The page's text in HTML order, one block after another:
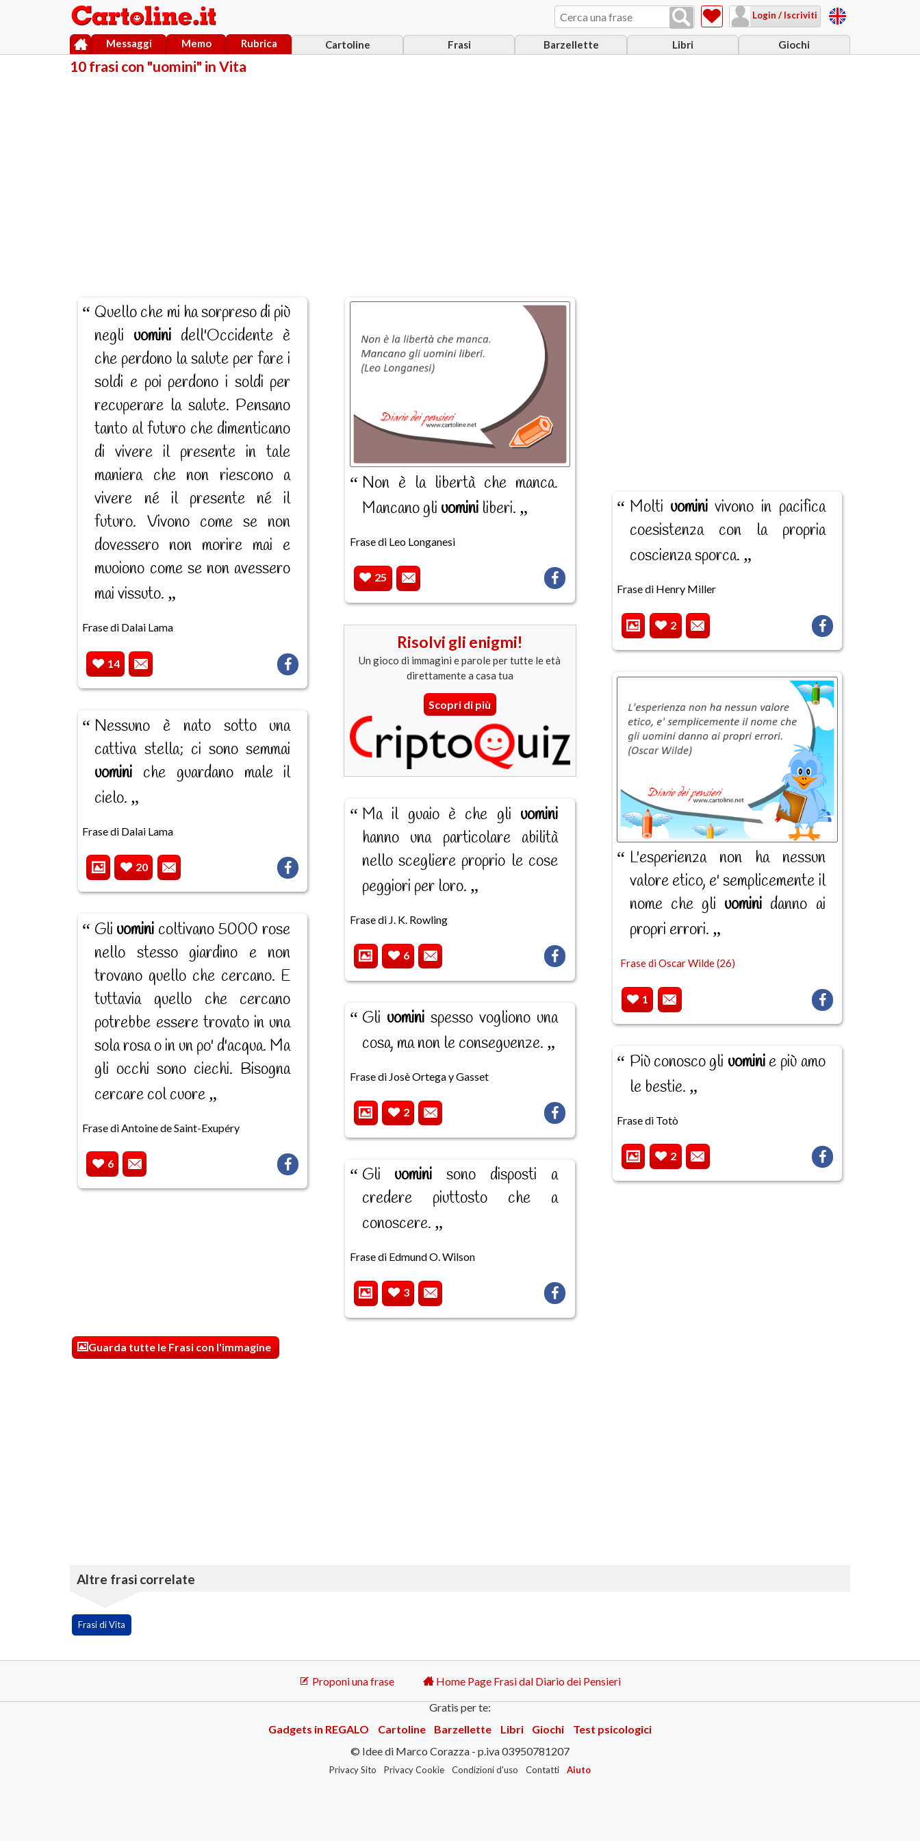
Login / Iscriviti
Cartoline Frasi Barzellette Libri Giochi
Messaggi Memo Rubrica
10 frasi con "uomini" in Vita
Quello che mi ha sorpreso di più
negli uomini dell'Occidente è
che perdono la salute per fare i
soldi e poi perdono i soldi per
recuperare la salute. Pensano
tanto al futuro che dimenticano
di vivere il presente in tale
maniera che non riescono a
vivere né il presente né il
futuro. Vivono come se non
dovessero non morire mai e
muoiono come se non avessero
mai vissuto.
Frase di Dalai Lama
14
Nessuno è nato sotto una
cattiva stella; ci sono semmai
uomini che guardano male il
cielo.
Frase di Dalai Lama
20
Gli uomini coltivano 5000 rose
nello stesso giardino e non
trovano quello che cercano. E
tuttavia quello che cercano
potrebbe essere trovato in una
sola rosa o in un po' d'acqua. Ma
gli occhi sono ciechi. Bisogna
cercare col cuore
Frase di Antoine de Saint-Exupéry
6
Non è la libertà che manca.
Mancano gli uominiliberi.
Frase di Leo Longanesi
25
Risolvi gli enigmi!
Un gioco di immagini e parole per tutte le età
direttamente a casa tua
Scopri di più
Ma il guaio è che gli uomini
hanno una particolare abilità
nello scegliere proprio le cose
peggiori per loro.
Frase di J. K. Rowling
6
Gli uominispesso vogliono una
cosa, ma non le conseguenze.
Frase di Josè Ortega y Gasset
2
Gli uominisono disposti a
credere piuttosto che a
conoscere.
Frase di Edmund O. Wilson
3
Molti uominivivono in pacifica
coesistenza con la propria
coscienza sporca.
Frase di Henry Miller
2
L'esperienza non ha nessun
valore etico, e' semplicemente il
nome che gli uominidanno ai
propri errori.
Frase di Oscar Wilde (26)
1
Più conosco gli uominie più amo
le bestie.
Frase di Totò
2
Guarda tutte le Frasi con l'immagine
Altre frasi correlate
Frasi di Vita
Proponi una frase
Home Page Frasi dal Diario dei Pensieri
Gratis per te:
Gadgets in REGALO
Cartoline Barzellette Libri Giochi
Test psicologici
© Idee di Marco Corazza - p.iva 03950781207
Privacy Sito Privacy Cookie Condizioni d'uso Contatti Aiuto